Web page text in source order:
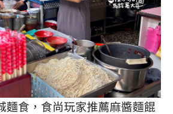
麵食，食尚玩家推薦麻醬麵餛